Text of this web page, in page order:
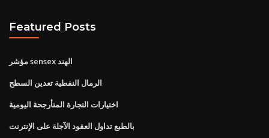
Featured Posts
مؤشر sensex الهند
الرمال النفطية تعدين السطح
اختيارات التجارة المتأرجحة اليومية
بالطبع تداول العقود الآجلة على الإنترنت